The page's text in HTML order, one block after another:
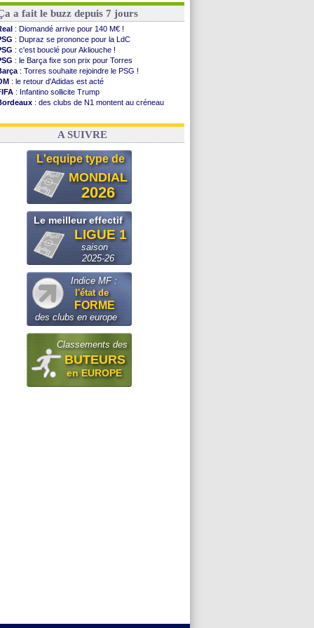
a fait le buzz depuis 7 jours
: Diomandé arrive pour 140 M€ !
: Dupraz se prononce pour la LdC
: c'est bouclé pour Akliouche !
: le Barça fixe son prix pour Torres
: Torres souhaite rejoindre le PSG !
: le retour d'Adidas est acté
: Infantino sollicite Trump
: des clubs de N1 montent au créneau
: le démenti de Leipzig pour Diomandé
A SUIVRE
L'equipe type de
MONDIAL
2026
Le meilleur effectif
LIGUE 1
saison
2025-26
Indice MF :
l'état de
FORME
des clubs en europe
Classements des
BUTEURS
en EUROPE